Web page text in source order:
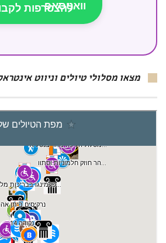
להצטרפות
מצאו מסלולי טיולים וניווט